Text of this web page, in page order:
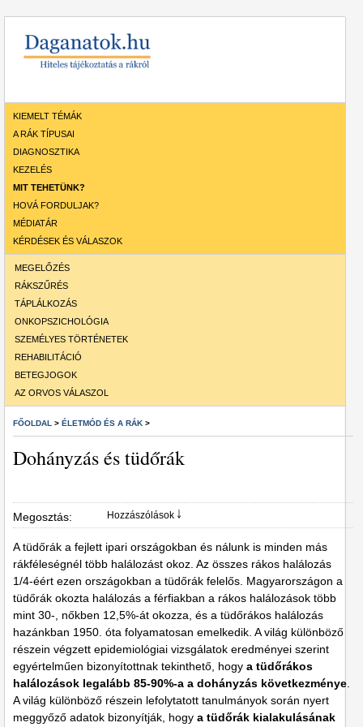
KIEMELT TÉMÁK
A RÁK TÍPUSAI
DIAGNOSZTIKA
KEZELÉS
MIT TEHETÜNK?
HOVÁ FORDULJAK?
MÉDIATÁR
KÉRDÉSEK ÉS VÁLASZOK
MEGELŐZÉS
RÁKSZŰRÉS
TÁPLÁLKOZÁS
ONKOPSZICHOLÓGIA
SZEMÉLYES TÖRTÉNETEK
REHABILITÁCIÓ
BETEGJOGOK
AZ ORVOS VÁLASZOL
FŐOLDAL > ÉLETMÓD ÉS A RÁK >
Dohányzás és tüdőrák
Megosztás: Hozzászólások ￬
A tüdőrák a fejlett ipari országokban és nálunk is minden más
rákféleségnél több halálozást okoz. Az összes rákos halálozás
1/4-éért ezen országokban a tüdőrák felelős. Magyarországon a
tüdőrák okozta halálozás a férfiakban a rákos halálozások több
mint 30-, nőkben 12,5%-át okozza, és a tüdőrákos halálozás
hazánkban 1950. óta folyamatosan emelkedik. A világ különböző
részein végzett epidemiológiai vizsgálatok eredményei szerint
egyértelműen bizonyítottnak tekinthető, hogy a tüdőrákos
halálozások legalább 85-90%-a a dohányzás következménye
A világ különböző részein lefolytatott tanulmányok során nyert
meggyőző adatok bizonyítják, hogy a tüdőrák kialakulásának